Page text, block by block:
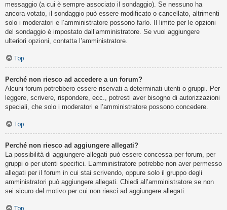
messaggio (a cui è sempre associato il sondaggio). Se nessuno ha
ancora votato, il sondaggio può essere modificato o cancellato, altrimenti
solo i moderatori e l’amministratore possono farlo. Il limite per le opzioni
del sondaggio è impostato dall’amministratore. Se vuoi aggiungere
ulteriori opzioni, contatta l’amministratore.
Top
Perché non riesco ad accedere a un forum?
Alcuni forum potrebbero essere riservati a determinati utenti o gruppi. Per
leggere, scrivere, rispondere, ecc., potresti aver bisogno di autorizzazioni
speciali, che solo i moderatori e l’amministratore possono concedere.
Top
Perché non riesco ad aggiungere allegati?
La possibilità di aggiungere allegati può essere concessa per forum, per
gruppi o per utenti specifici. L’amministratore potrebbe non aver permesso
allegati per il forum in cui stai scrivendo, oppure solo il gruppo degli
amministratori può aggiungere allegati. Chiedi all’amministratore se non
sei sicuro del motivo per cui non riesci ad aggiungere allegati.
Top